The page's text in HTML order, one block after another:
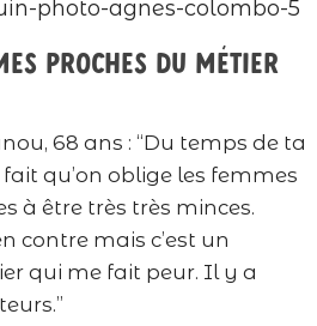
proches du métier
68 ans : “Du temps de ta
qu’on oblige les femmes
à être très très minces.
contre mais c’est un
qui me fait peur. Il y a